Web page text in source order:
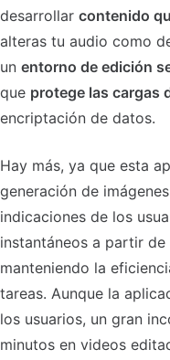
desarrollar contenido
alteras tu audio como
un entorno de edición
que protege las cargas
encriptación de datos.
Hay más, ya que esta
generación de
indicaciones de los
instantáneos a partir
manteniendo la
tareas. Aunque la
los usuarios, un gran
minutos en videos